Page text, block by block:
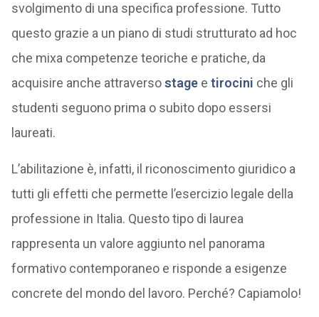
svolgimento di una specifica professione. Tutto
questo grazie a un piano di studi strutturato ad hoc
che mixa competenze teoriche e pratiche, da
acquisire anche attraversostagee tirocini che gli
studenti seguono prima o subito dopo essersi
laureati.
L’abilitazione è, infatti, il riconoscimento giuridico a
tutti gli effetti che permette l’esercizio legale della
professione in Italia. Questo tipo di laurea
rappresenta un valore aggiunto nel panorama
formativo contemporaneo e risponde a esigenze
concrete del mondo del lavoro. Perché? Capiamolo!